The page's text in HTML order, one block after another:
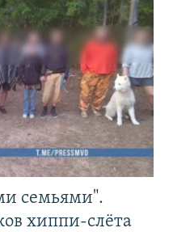
семьями".
хиппи-слёта